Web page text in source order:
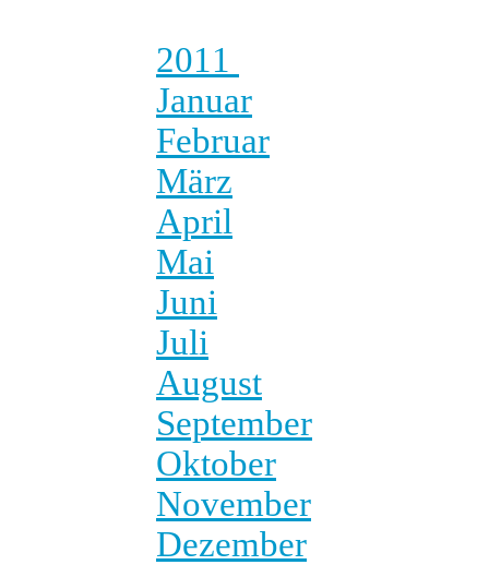
2011
Januar
Februar
März
April
Mai
Juni
Juli
August
September
Oktober
November
Dezember